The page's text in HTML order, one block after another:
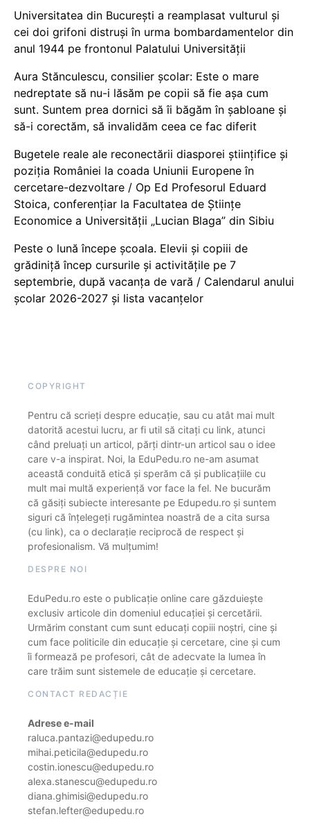
Universitatea din București a reamplasat vulturul și
cei doi grifoni distruși în urma bombardamentelor din
anul 1944 pe frontonul Palatului Universității
Aura Stănculescu, consilier școlar: Este o mare
nedreptate să nu-i lăsăm pe copii să fie așa cum
sunt. Suntem prea dornici să îi băgăm în șabloane și
să-i corectăm, să invalidăm ceea ce fac diferit
Bugetele reale ale reconectării diasporei științifice și
poziția României la coada Uniunii Europene în
cercetare-dezvoltare / Op Ed Profesorul Eduard
Stoica, conferențiar la Facultatea de Științe
Economice a Universității „Lucian Blaga” din Sibiu
Peste o lună începe școala. Elevii și copiii de
grădiniță încep cursurile și activitățile pe 7
septembrie, după vacanța de vară / Calendarul anului
școlar 2026-2027 și lista vacanțelor
COPYRIGHT
Pentru că scrieți despre educație, sau cu atât mai mult
datorită acestui lucru, ar fi util să citați cu link, atunci
când preluați un articol, părți dintr-un articol sau o idee
care v-a inspirat. Noi, la EduPedu.ro ne-am asumat
această conduită etică și sperăm că și publicațiile cu
mult mai multă experiență vor face la fel. Ne bucurăm
că găsiți subiecte interesante pe Edupedu.ro și suntem
siguri că înțelegeți rugămintea noastră de a cita sursa
(cu link), ca o declarație reciprocă de respect și
profesionalism. Vă mulțumim!
DESPRE NOI
EduPedu.ro este o publicație online care găzduiește
exclusiv articole din domeniul educației și cercetării.
Urmărim constant cum sunt educați copiii noștri, cine și
cum face politicile din educație și cercetare, cine și cum
îi formează pe profesori, cât de adecvate la lumea în
care trăim sunt sistemele de educație și cercetare.
CONTACT REDACȚIE
Adrese e-mail
raluca.pantazi@edupedu.ro
mihai.peticila@edupedu.ro
costin.ionescu@edupedu.ro
alexa.stanescu@edupedu.ro
diana.ghimisi@edupedu.ro
stefan.lefter@edupedu.ro